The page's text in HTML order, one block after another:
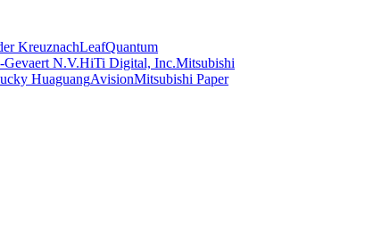
KreuznachLeafQuantum
Gevaert N.V.HiTi Digital, Inc.Mitsubishi
HuaguangAvisionMitsubishi Paper